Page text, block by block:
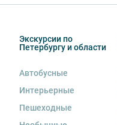
Экскурсии по
Петербургу и области
Автобусные
Интерьерные
Пешеходные